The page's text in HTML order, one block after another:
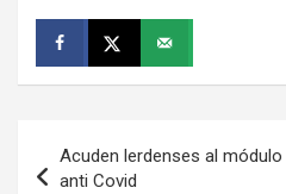
de
Acuden lerdenses al
anti Covid